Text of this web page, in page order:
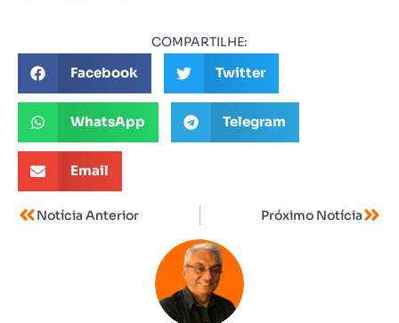
COMPARTILHE:
Facebook Twitter
WhatsApp Telegram
Email
Notícia Anterior Próximo Notícia